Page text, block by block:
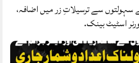
سہولتوں سے ترسیلاتِ زر میں اضافہ،
اسٹیٹ بینک.